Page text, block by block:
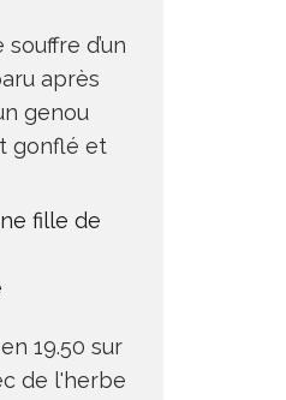
d’un
après
genou
gonflé et
fille de
19.50 sur
de l'herbe